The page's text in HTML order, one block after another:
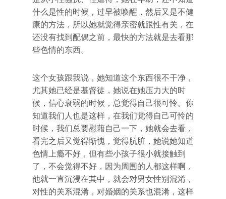
什么是性的时候，过早被唤醒，然后又是不健
康的方法，所以她就觉得亲密就跟性有关，在
还没有找到配偶之前，最快的方法就是去看那
些色情的东西。
这个女孩跟我说，她知道这个东西很不干净，
尤其她已经是基督徒，她说在她压力大的时
候，信心衰弱的时候，总觉得自己很可怜。你
知道我们人也是这样，在我们觉得自己可怜的
时候，我们总要慰藉自己一下，她就会去看，
看完之后又觉得惭愧，觉得肮脏，她说她知道
色情上瘾不好，但有些小孩子很小就接触到
了，不会觉得不好，因为周围的人都这样啊，
他就一直沉浸在其中，就会对男女性别混淆，
对性的关系混淆，对婚姻的关系也混淆，这样